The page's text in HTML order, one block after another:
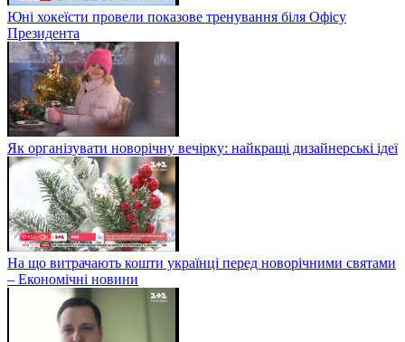
Юні хокеїсти провели показове тренування біля Офісу
Президента
Як організувати новорічну вечірку: найкращі дизайнерські ідеї
На що витрачають кошти українці перед новорічними святами
– Економічні новини